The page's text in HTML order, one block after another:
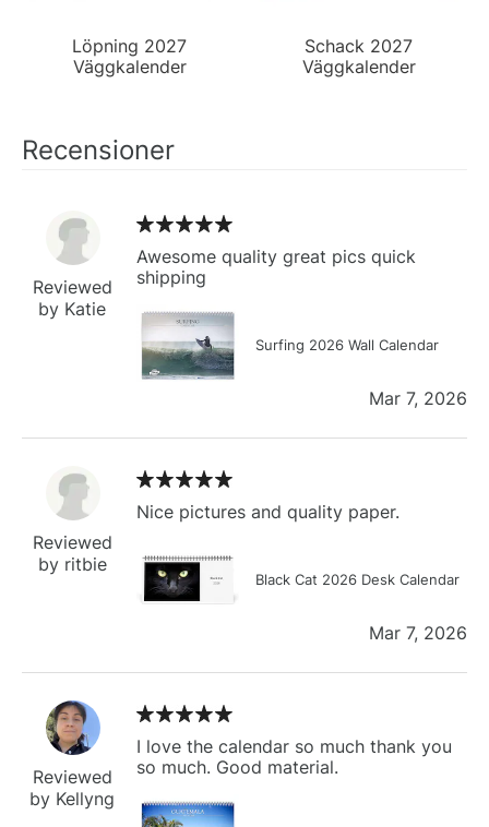
Löpning 2027
Väggkalender
Schack 2027
Väggkalender
Recensioner
Reviewed
by Katie
Awesome quality great pics quick
shipping
Surfing 2026 Wall Calendar
Mar 7, 2026
Reviewed
by ritbie
Nice pictures and quality paper.
Black Cat 2026 Desk Calendar
Mar 7, 2026
Reviewed
by Kellyng
I love the calendar so much thank you
so much. Good material.